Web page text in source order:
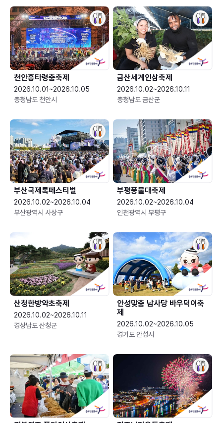
천안흥타령춤축제
2026.10.01~2026.10.05
충청남도 천안시
금산세계인삼축제
2026.10.02~2026.10.11
충청남도 금산군
부산국제록페스티벌
2026.10.02~2026.10.04
부산광역시 사상구
부평풍물대축제
2026.10.02~2026.10.04
인천광역시 부평구
산청한방약초축제
2026.10.02~2026.10.11
경상남도 산청군
안성맞춤 남사당 바우덕이축
제
2026.10.02~2026.10.05
경기도 안성시